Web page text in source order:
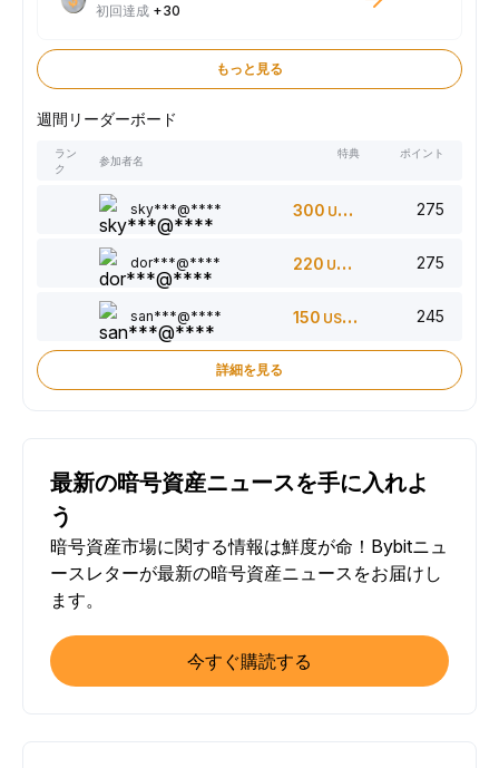
初回達成 +30
もっと見る
週間リーダーボード
ラン
ク
参加者名
特典 ポイント
sky***@**** 300 USDT 275
dor***@**** 220 USDT 275
san***@**** 150 USDT 245
詳細を見る
最新の暗号資産ニュースを手に入れよ
う
暗号資産市場に関する情報は鮮度が命！Bybitニュ
ースレターが最新の暗号資産ニュースをお届けし
ます。
今すぐ購読する